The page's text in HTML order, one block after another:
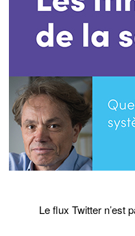
Le flux Twitter n’est